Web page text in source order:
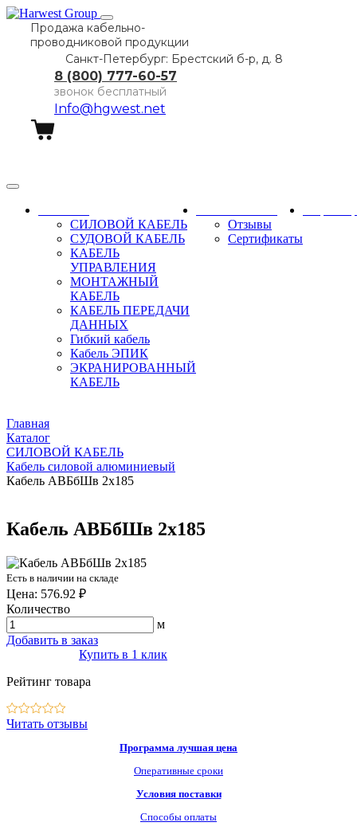
Продажа кабельно-
проводниковой продукции
Санкт-Петербург: Брестский б-р, д. 8
8 (800) 777-60-57
звонок бесплатный
Info@hgwest.net
СИЛОВОЙ КАБЕЛЬ
СУДОВОЙ КАБЕЛЬ
КАБЕЛЬ
УПРАВЛЕНИЯ
МОНТАЖНЫЙ
КАБЕЛЬ
КАБЕЛЬ ПЕРЕДАЧИ
ДАННЫХ
Гибкий кабель
Кабель ЭПИК
ЭКРАНИРОВАННЫЙ
КАБЕЛЬ
Отзывы
Сертификаты
Главная
Каталог
СИЛОВОЙ КАБЕЛЬ
Кабель силовой алюминиевый
Кабель АВБбШв 2х185
Кабель АВБбШв 2х185
Есть в наличии на складе
Цена: 576.92 ₽
Количество
м
Добавить в заказ
Купить в 1 клик
Рейтинг товара
Читать отзывы
Программа лучшая цена
Оперативные сроки
Условия поставки
Способы оплаты